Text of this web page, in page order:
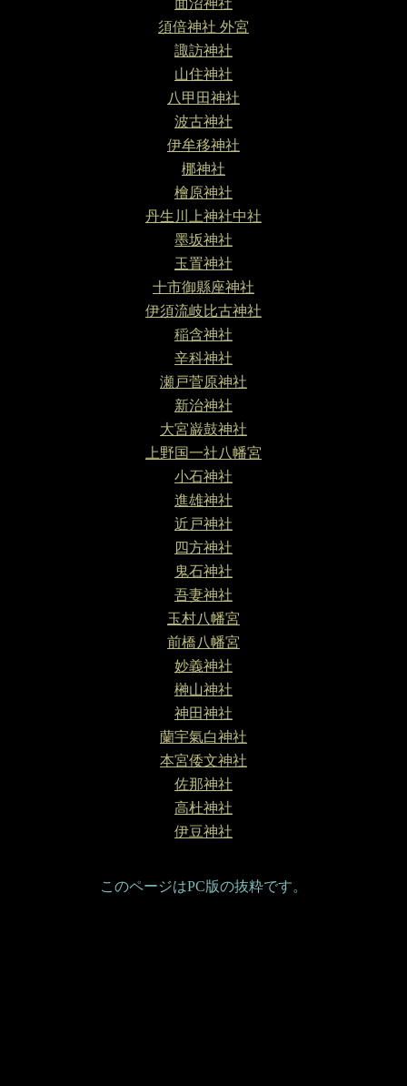
面沼神社
須倍神社 外宮
諏訪神社
山住神社
八甲田神社
波古神社
伊牟移神社
梛神社
檜原神社
丹生川上神社中社
墨坂神社
玉置神社
十市御縣座神社
伊須流岐比古神社
稲含神社
辛科神社
瀬戸菅原神社
新治神社
大宮巌鼓神社
上野国一社八幡宮
小石神社
進雄神社
近戸神社
四方神社
鬼石神社
吾妻神社
玉村八幡宮
前橋八幡宮
妙義神社
榊山神社
神田神社
蘭宇氣白神社
本宮倭文神社
佐那神社
高杜神社
伊豆神社
このページはPC版の抜粋です。